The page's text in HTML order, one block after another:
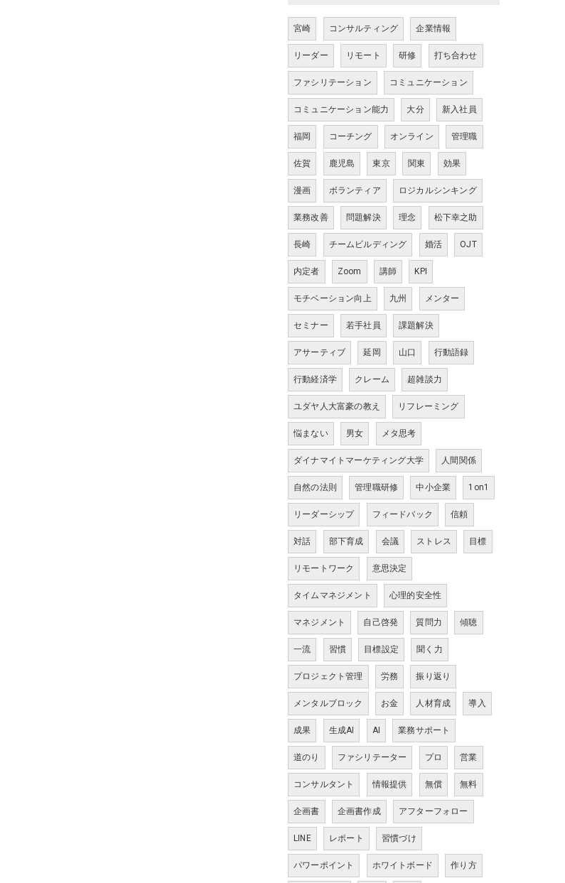
宮崎 コンサルティング 企業情報
リーダー リモート 研修 打ち合わせ
ファシリテーション コミュニケーション
コミュニケーション能力 大分 新入社員
福岡 コーチング オンライン 管理職
佐賀 鹿児島 東京 関東 効果
漫画 ボランティア ロジカルシンキング
業務改善 問題解決 理念 松下幸之助
長崎 チームビルディング 婚活 OJT
内定者 Zoom 講師 KPI
モチベーション向上 九州 メンター
セミナー 若手社員 課題解決
アサーティブ 延岡 山口 行動語録
行動経済学 クレーム 超雑談力
ユダヤ人大富豪の教え リフレーミング
悩まない 男女 メタ思考
ダイナマイトマーケティング大学 人間関係
自然の法則 管理職研修 中小企業 1on1
リーダーシップ フィードバック 信頼
対話 部下育成 会議 ストレス 目標
リモートワーク 意思決定
タイムマネジメント 心理的安全性
マネジメント 自己啓発 質問力 傾聴
一流 習慣 目標設定 聞く力
プロジェクト管理 労務 振り返り
メンタルブロック お金 人材育成 導入
成果 生成AI AI 業務サポート
道のり ファシリテーター プロ 営業
コンサルタント 情報提供 無償 無料
企画書 企画書作成 アフターフォロー
LINE レポート 習慣づけ
パワーポイント ホワイトボード 作り方